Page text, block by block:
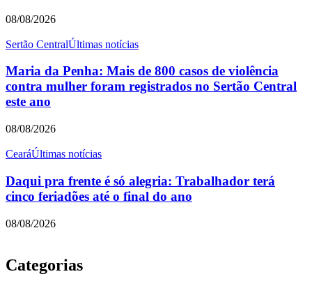
08/08/2026
Sertão CentralÚltimas notícias
Maria da Penha: Mais de 800 casos de violência
contra mulher foram registrados no Sertão Central
este ano
08/08/2026
CearáÚltimas notícias
Daqui pra frente é só alegria: Trabalhador terá
cinco feriadões até o final do ano
08/08/2026
Categorias